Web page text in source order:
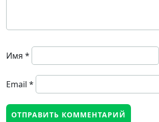
Имя *
Email *